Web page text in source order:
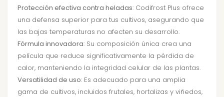
Protección efectiva contra heladas: Codifrost Plus ofrece
una defensa superior para tus cultivos, asegurando que
las bajas temperaturas no afecten su desarrollo.
Fórmula innovadora: Su composición única crea una
película que reduce significativamente la pérdida de
calor, manteniendo la integridad celular de las plantas.
Versatilidad de uso: Es adecuado para una amplia
gama de cultivos, incluidos frutales, hortalizas y viñedos,